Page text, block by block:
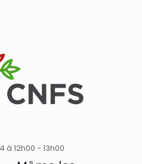
à 12h00 -13h00